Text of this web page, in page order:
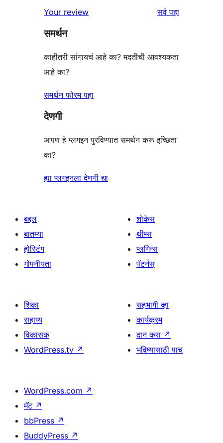
Your review सर्वपुनरावलोकने
पहा
समर्थन
काहीतरी सांगायचं आहे का? मदतीची आवश्यकता
आहे का?
समर्थन फोरम पहा
देणगी
आपण हे प्लगइन पुरविण्यात समर्थन करू इच्छिता
का?
ह्या प्लगइनला देणगी द्या
बद्दल
बातम्या
होस्टिंग
गोपनीयता
शोकेस
थीम्स
प्लगिन्स
पॅटर्नस्
शिका
सहाय्य
विकासक
WordPress.tv ↗
सहभागी व्हा
कार्यक्रम
दान करा ↗
भविष्यासाठी पाच
WordPress.com ↗
मॅट ↗
bbPress ↗
BuddyPress ↗